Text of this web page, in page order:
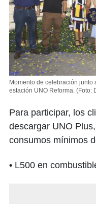
Momento de celebración junto
estación UNO Reforma. (Foto:
Para participar, los
descargar UNO
consumos mínimos
• L500 en